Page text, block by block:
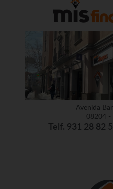
Avenida
08204 -
Telf. 931 28 82